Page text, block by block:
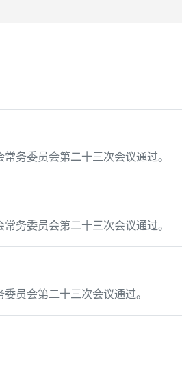
务委员会第二十三次会议通过。
务委员会第二十三次会议通过。
员会第二十三次会议通过。